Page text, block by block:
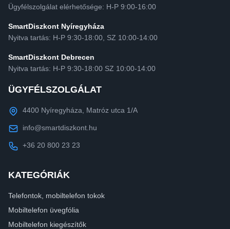
Ügyfélszolgálat elérhetősége: H-P 9:00-16:00
SmartDiszkont Nyíregyháza
Nyitva tartás: H-P 9:30-18:00, SZ 10:00-14:00
SmartDiszkont Debrecen
Nyitva tartás: H-P 9:30-18:00 SZ 10:00-14:00
ÜGYFÉLSZOLGÁLAT
4400 Nyíregyháza, Matróz utca 1/A
info@smartdiszkont.hu
+36 20 800 23 23
KATEGÓRIÁK
Telefontok, mobiltelefon tokok
Mobiltelefon üvegfólia
Mobiltelefon kiegészítők